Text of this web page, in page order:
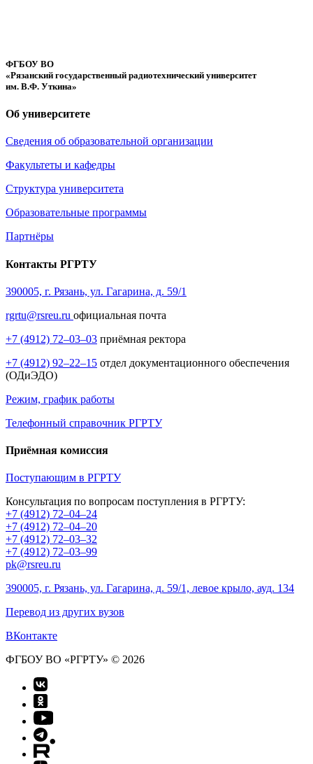
ФГБОУ ВО
«Рязанский государственный радиотехнический университет
им. В.Ф. Уткина»
Об университете
Сведения об образовательной организации
Факультеты и кафедры
Структура университета
Образовательные программы
Партнёры
Контакты РГРТУ
390005, г. Рязань, ул. Гагарина, д. 59/1
rgrtu@rsreu.ru официальная почта
+7 (4912) 72–03–03 приёмная ректора
+7 (4912) 92–22–15 отдел документационного обеспечения
(ОДиЭДО)
Режим, график работы
Телефонный справочник РГРТУ
Приёмная комиссия
Поступающим в РГРТУ
Консультация по вопросам поступления в РГРТУ:
+7 (4912) 72–04–24
+7 (4912) 72–04–20
+7 (4912) 72–03–32
+7 (4912) 72–03–99
pk@rsreu.ru
390005, г. Рязань, ул. Гагарина, д. 59/1, левое крыло, ауд. 134
Перевод из других вузов
ВКонтакте
ФГБОУ ВО «РГРТУ» © 2026